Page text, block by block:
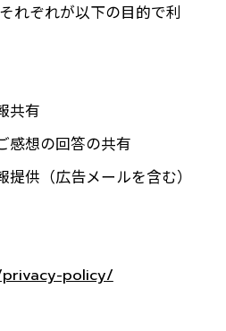
れぞれが以下の目的で利
共有
感想の回答の共有
供（広告メールを含む）
policy/